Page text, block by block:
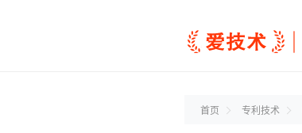
首页 专利技术